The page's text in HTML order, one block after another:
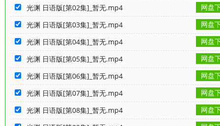
光渊 日语版[第02集]_暂无.mp4
网盘
光渊 日语版[第03集]_暂无.mp4
网盘
光渊 日语版[第04集]_暂无.mp4
网盘
光渊 日语版[第05集]_暂无.mp4
网盘
光渊 日语版[第06集]_暂无.mp4
网盘
光渊 日语版[第07集]_暂无.mp4
网盘
光渊 日语版[第08集]_暂无.mp4
网盘